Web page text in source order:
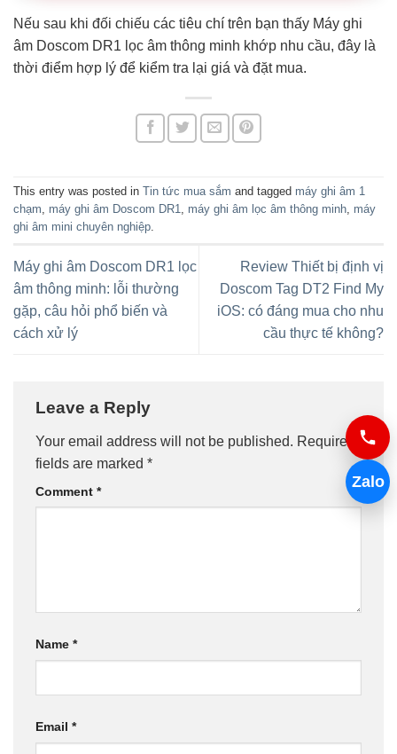
Nếu sau khi đối chiếu các tiêu chí trên bạn thấy Máy ghi
âm Doscom DR1 lọc âm thông minh khớp nhu cầu, đây là
thời điểm hợp lý để kiểm tra lại giá và đặt mua.
This entry was posted in Tin tức mua sắm and tagged máy ghi âm 1
chạm, máy ghi âm Doscom DR1, máy ghi âm lọc âm thông minh, máy
ghi âm mini chuyên nghiệp.
Máy ghi âm Doscom DR1 lọc
âm thông minh: lỗi thường
gặp, câu hỏi phổ biến và
cách xử lý
Review Thiết bị định vị
Doscom Tag DT2 Find My
iOS: có đáng mua cho nhu
cầu thực tế không?
Leave a Reply
Your email address will not be published. Required
fields are marked *
Comment *
Name *
Email *
Zalo